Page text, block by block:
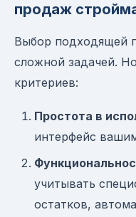
продаж
Выбор подходящей
сложной задачей.
критериев:
Простота в
интерфейс
учитывать
остатков,